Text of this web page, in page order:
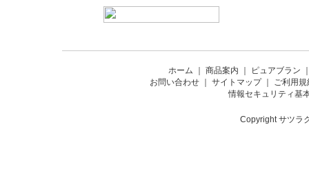
ホーム ｜ 商品案内 ｜ ピュアブラン
お問い合わせ ｜ サイトマップ｜
ご利用規
情報セキュリティ基
Copyright サツラ